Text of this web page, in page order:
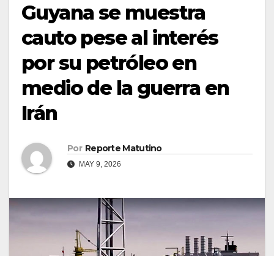
Guyana se muestra
cauto pese al interés
por su petróleo en
medio de la guerra en
Irán
Por Reporte Matutino
MAY 9, 2026